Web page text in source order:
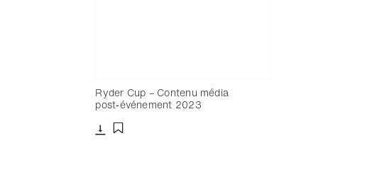
Ryder Cup – Contenu média
post‑événement 2023